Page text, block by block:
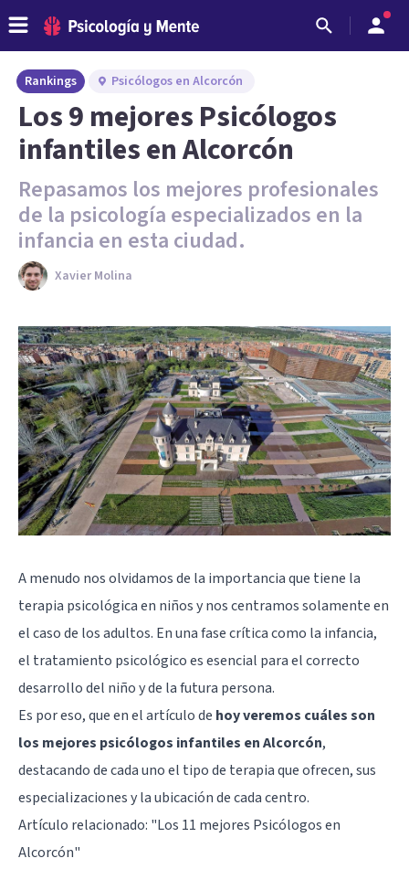
Rankings Psicólogos en Alcorcón
Los 9 mejores Psicólogos
infantiles en Alcorcón
Repasamos los mejores profesionales
de la psicología especializados en la
infancia en esta ciudad.
Xavier Molina
A menudo nos olvidamos de la importancia que tiene la
terapia psicológica en niños y nos centramos solamente en
el caso de los adultos. En una fase crítica como la infancia,
el tratamiento psicológico es esencial para el correcto
desarrollo del niño y de la futura persona.
Es por eso, que en el artículo de hoy veremos cuáles son
los mejores psicólogos infantiles en Alcorcón,
destacando de cada uno el tipo de terapia que ofrecen, sus
especializaciones y la ubicación de cada centro.
Artículo relacionado: "Los 11 mejores Psicólogos en
Alcorcón"